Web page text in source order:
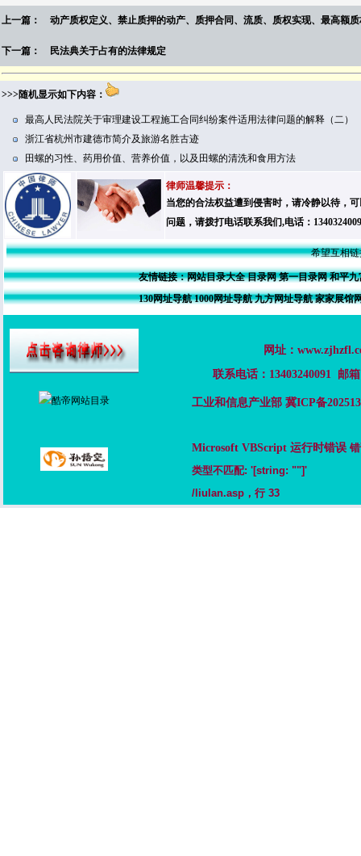
上一篇： 动产质权定义、禁止质押的动产、质押合同、流质、质权实现、最高额
下一篇： 民法典关于占有的法律规定
>>>随机显示如下内容：
最高人民法院关于审理建设工程施工合同纠纷案件适用法律问题的解释（二）
浙江省杭州市建德市简介及旅游名胜古迹
田螺的习性、药用价值、营养价值，以及田螺的清洗和食用方法
律师温馨提示：
当您的合法权益遭到侵害时，请冷静以待，
问题，请拨打电话联系我们,电话：
希望互相链
友情链接：网站目录大全 目录网 第一目录网 和平九
130网址导航 1000网址导航 九方网址导航 家家展馆
网址：
联系电话：13403240091 邮
工业和信息产业部 冀ICP备
Microsoft VBScript 运行时错误
类型不匹配: '[string: ""]'
/liulan.asp ，行 33